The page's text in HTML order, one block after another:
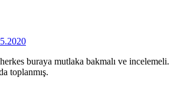
buraya mutlaka bakmalı ve incelemeli.
toplanmış.